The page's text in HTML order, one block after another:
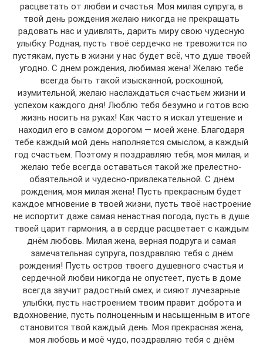
расцветать от любви и счастья. Моя милая супруга, в
твой день рождения желаю никогда не прекращать
радовать нас и удивлять, дарить миру свою чудесную
улыбку. Родная, пусть твоё сердечко не тревожится по
пустякам, пусть в жизни у нас будет всё, что душе твоей
угодно. С днем рождения, любимая жена! Желаю тебе
всегда быть такой изысканной, роскошной,
изумительной, желаю наслаждаться счастьем жизни и
успехом каждого дня! Люблю тебя безумно и готов всю
жизнь носить на руках! Как часто я искал утешение и
находил его в самом дорогом — моей жене. Благодаря
тебе каждый мой день наполняется смыслом, а каждый
год счастьем. Поэтому я поздравляю тебя, моя милая, и
желаю тебе всегда оставаться такой же прелестно-
обаятельной и чудесно-привлекательной. С днём
рождения, моя милая жена! Пусть прекрасным будет
каждое мгновение в твоей жизни, пусть твоё настроение
не испортит даже самая ненастная погода, пусть в душе
твоей царит гармония, а в сердце расцветает с каждым
днём любовь. Милая жена, верная подруга и самая
замечательная супруга, поздравляю тебя с днём
рождения! Пусть остров твоего душевного счастья и
сердечной любви никогда не опустеет, пусть в доме
всегда звучит радостный смех, и сияют лучезарные
улыбки, пусть настроением твоим правит доброта и
вдохновение, пусть полноценным и насыщенным в итоге
становится твой каждый день. Моя прекрасная жена,
моя любовь и моё чудо, поздравляю тебя с днём